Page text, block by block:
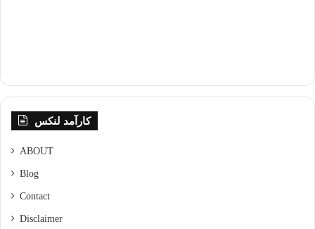
کارآمد لنکس
ABOUT
Blog
Contact
Disclaimer